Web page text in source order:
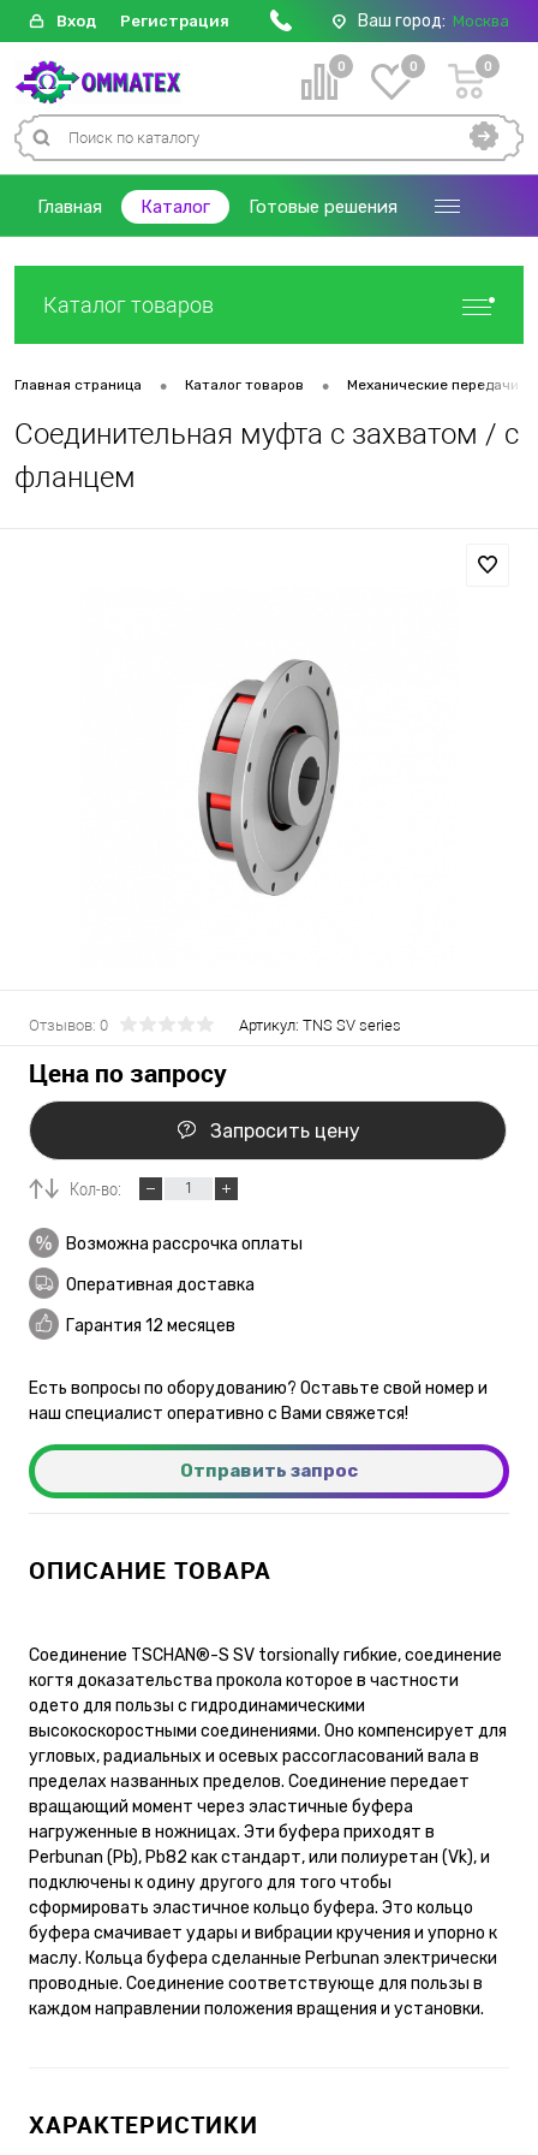
Вход Регистрация Ваш город: Москва
0 0 0
Главная Каталог Готовые решения
Каталог товаров
Главная страница • Каталог товаров • Механические передачи
Соединительная муфта с захватом / с
фланцем
Отзывов: 0 Артикул: TNS SV series
Цена по запросу
Запросить цену
Кол-во:
Возможна рассрочка оплаты
Оперативная доставка
Гарантия 12 месяцев
Есть вопросы по оборудованию? Оставьте свой номер и
наш специалист оперативно с Вами свяжется!
Отправить запрос
ОПИСАНИЕ ТОВАРА
Соединение TSCHAN®-S SV torsionally гибкие, соединение
когтя доказательства прокола которое в частности
одето для пользы с гидродинамическими
высокоскоростными соединениями. Оно компенсирует для
угловых, радиальных и осевых рассогласований вала в
пределах названных пределов. Соединение передает
вращающий момент через эластичные буфера
нагруженные в ножницах. Эти буфера приходят в
Perbunan (Pb), Pb82 как стандарт, или полиуретан (Vk), и
подключены к одину другого для того чтобы
сформировать эластичное кольцо буфера. Это кольцо
буфера смачивает удары и вибрации кручения и упорно к
маслу. Кольца буфера сделанные Perbunan электрически
проводные. Соединение соответствующе для пользы в
каждом направлении положения вращения и установки.
ХАРАКТЕРИСТИКИ